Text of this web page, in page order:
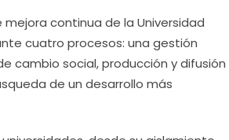
mejora continua de la Universidad
cuatro procesos: una gestión
cambio social, producción y difusión
de un desarrollo más